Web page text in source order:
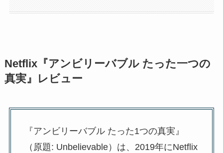
Netflix『アンビリーバブル たった一つの
真実』レビュー
『アンビリーバブル たった1つの真実』
（原題: Unbelievable）は、2019年にNetflix